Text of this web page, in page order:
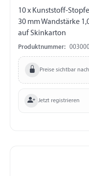
10 x Kunststoff-Stopfen für Vierkantrohr Außenmaß
30 mm Wandstärke
auf Skinkarton
Produktnummer:
Preise sichtbar
Jetzt registrieren